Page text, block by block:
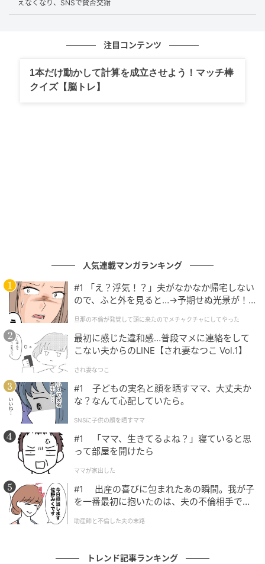
サービスを楽しんでもらうための取り組みと位置づけ
プライバシーの扱いについても説明があり、認証時に
使うのはカードに搭載された「利用者証明用電子証明
書」と「券面事項入力補助」で、運営側がマイナンバ
ーそのものを取得・保管することはないとされていま
す。
運用開始は2026年8月頃が視野に入っており、具体的
な認証手順や年齢に応じたルールは2026年7月以降に
あらためて告知される予定です。
30周年記念商品の抽選販売での扱い
対象となるのは、ポケモンセンターオンラインで抽選
販売される商品です。
「ポケモンカードゲーム MEGA 拡張パック『30th
「ポケモンカードゲーム MEGA『30th
えなくなり、SNSで賛否交錯
注目コンテンツ
1本だけ動かして計算を成立させよう！マッチ棒
クイズ【脳トレ】
人気連載マンガランキング
#1 「え？浮気！？」夫がなかなか帰宅しない
ので、ふと外を見ると…→予期せぬ光景が！
クチャにしてやった
旦那の不倫が発覚して頭に来たのでメチャクチャにしてやった
最初に感じた違和感…普段マメに連絡をして
こない夫からのLINE【され妻なつこ Vol.1】
され妻なつこ
#1 子どもの実名と顔を晒すママ、大丈夫か
な？なんて心配していたら。
SNSに子供の顔を晒すママ
#1 「ママ、生きてるよね？」寝ていると思
って部屋を開けたら
ママが家出した
#1 出産の喜びに包まれたあの瞬間。我が子
を一番最初に抱いたのは、夫の不倫相手でし
助産師と不倫した夫の末路
トレンド記事ランキング